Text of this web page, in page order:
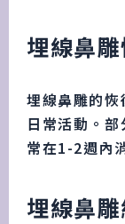
埋線鼻
埋線鼻雕的
日常活動。
常在1-2週內
埋線鼻